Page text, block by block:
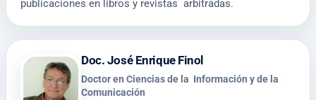
publicaciones en libros y revistas arbitradas.
Doc. José Enrique Finol
Doctor en Ciencias de la Información y de la
Comunicación